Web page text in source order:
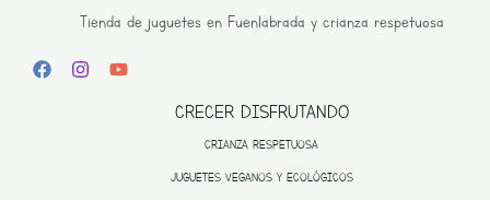
Tienda de juguetes en Fuenlabrada y crianza respetuosa
CRECER DISFRUTANDO
CRIANZA RESPETUOSA
JUGUETES VEGANOS Y ECOLÓGICOS